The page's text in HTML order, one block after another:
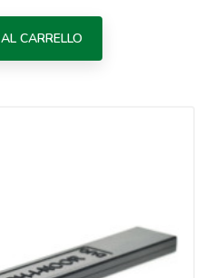
CARRELLO